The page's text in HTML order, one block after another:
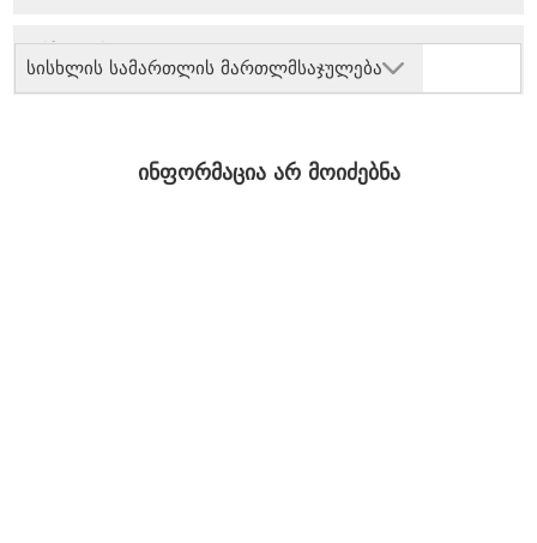
სისხლის სამართლის მართლმსაჯულება
ინფორმაცია არ მოიძებნა